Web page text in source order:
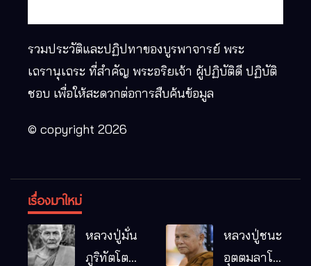
รวมประวัติและปฏิปทาของบูรพาจารย์ พระ
เถรานุเถระ ที่สำคัญ พระอริยเจ้า ผู้ปฏิบัติดี ปฏิบัติ
ชอบ เพื่อให้สะดวกต่อการสืบค้นข้อมูล
© copyright 2026
เรื่องมาใหม่
หลวงปู่มั่น
ภูริทัตโต
หลวงปู่ชนะ
อุตตมลาโภ